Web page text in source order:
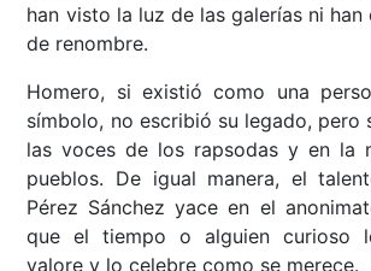
han visto la luz de las galerías ni
de renombre.
Homero, si existió como una
símbolo, no escribió su legado, pero
las voces de los rapsodas y en la
pueblos. De igual manera, el
Pérez Sánchez yace en el
que el tiempo o alguien curioso
valore y lo celebre como se merece.